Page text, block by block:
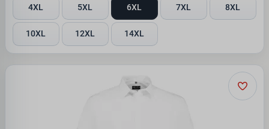
4XL 5XL 6XL 7XL 8XL
10XL 12XL 14XL